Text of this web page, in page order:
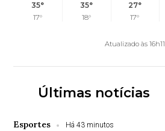
35°
17°
35°
18°
27°
17°
Atualizado às 16h11
Últimas notícias
Esportes Há 43 minutos